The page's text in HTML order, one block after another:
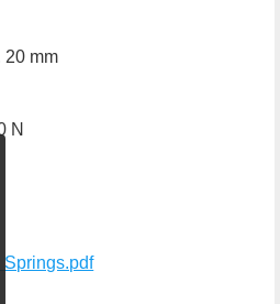
20 mm
N